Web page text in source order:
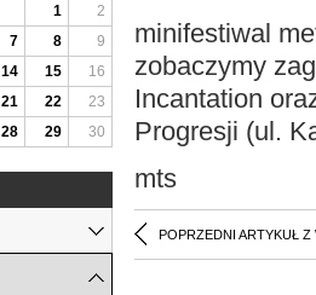
minifestiwal
zobaczymy
Incantation
Progresji (ul.
mts
POPRZEDNI ARTYKUŁ Z
1
2
7 8
9
14 15
16
21 22
23
28 29 30